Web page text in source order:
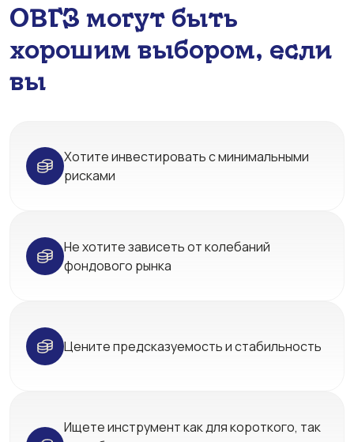
ОВГЗ могут быть
хорошим выбором, если
вы
Хотите инвестировать с минимальными
рисками
Не хотите зависеть от колебаний
фондового рынка
Цените предсказуемость и стабильность
Ищете инструмент как для короткого, так